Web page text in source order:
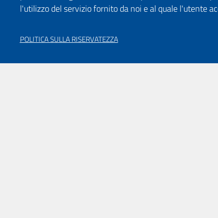
l'utilizzo del servizio fornito da noi e al quale l'utente
POLITICA SULLA RISERVATEZZA